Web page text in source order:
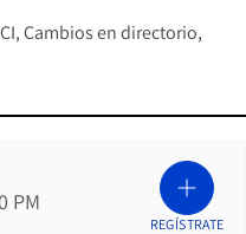
Cambios en directorio
PM
REGÍSTRATE